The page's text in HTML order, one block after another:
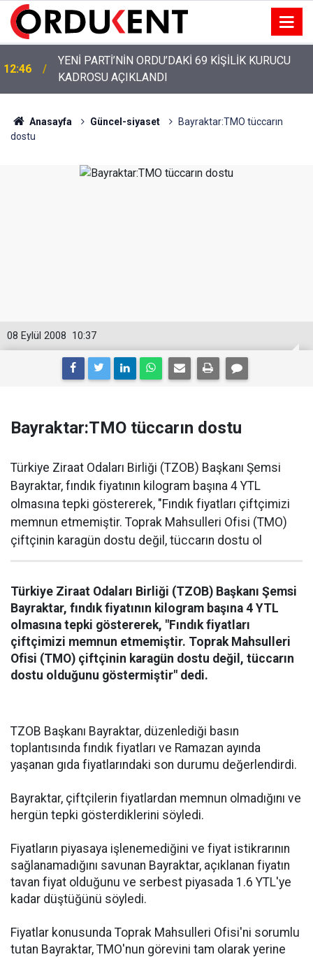
12:46
YENİ PARTİ’NİN ORDU’DAKİ 69 KİŞİLİK KURUCU
KADROSU AÇIKLANDI
Anasayfa Güncel-siyaset
Bayraktar:TMO tüccarın
dostu
10:37
08 Eylül 2008
Bayraktar:TMO tüccarın dostu
Türkiye Ziraat Odaları Birliği (TZOB) Başkanı Şemsi
Bayraktar, fındık fiyatının kilogram başına 4 YTL
olmasına tepki göstererek, "Fındık fiyatları çiftçimizi
memnun etmemiştir. Toprak Mahsulleri Ofisi (TMO)
çiftçinin karagün dostu değil, tüccarın dostu ol
Türkiye Ziraat Odaları Birliği (TZOB) Başkanı Şemsi
Bayraktar, fındık fiyatının kilogram başına 4 YTL
olmasına tepki göstererek, "Fındık fiyatları
çiftçimizi memnun etmemiştir. Toprak Mahsulleri
Ofisi (TMO) çiftçinin karagün dostu değil, tüccarın
dostu olduğunu göstermiştir" dedi.
TZOB Başkanı Bayraktar, düzenlediği basın
toplantısında fındık fiyatları ve Ramazan ayında
yaşanan gıda fiyatlarındaki son durumu değerlendirdi.
Bayraktar, çiftçilerin fiyatlardan memnun olmadığını ve
hergün tepki gösterdiklerini söyledi.
Fiyatların piyasaya işlenemediğini ve fiyat istikrarının
sağlanamadığını savunan Bayraktar, açıklanan fiyatın
tavan fiyat olduğunu ve serbest piyasada 1.6 YTL'ye
kadar düştüğünü söyledi.
Fiyatlar konusunda Toprak Mahsulleri Ofisi'ni sorumlu
tutan Bayraktar, TMO'nun görevini tam olarak yerine